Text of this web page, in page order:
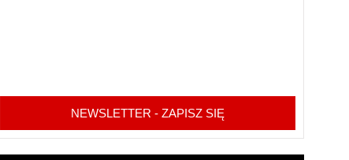
NEWSLETTER - ZAPISZ SIĘ